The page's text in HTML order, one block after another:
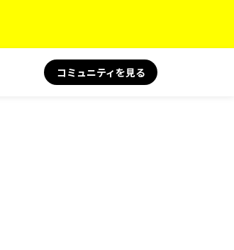
コミュニティを見る